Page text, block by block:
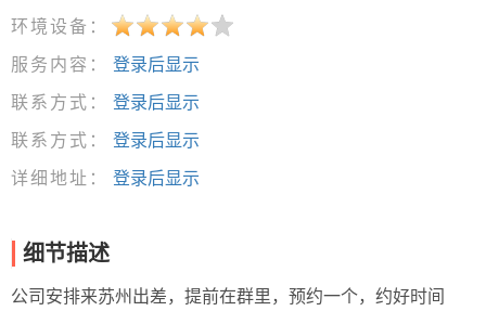
环境设备：
服务内容：
登录后显示
联系方式：
登录后显示
联系方式：
登录后显示
详细地址：
登录后显示
细节描述
公司安排来苏州出差，提前在群里，预约一个，约好时间